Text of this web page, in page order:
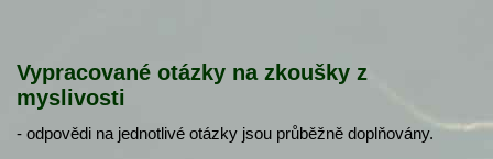
Vypracované otázky na zkoušky z
myslivosti
- odpovědi na jednotlivé otázky jsou průběžně doplňovány.